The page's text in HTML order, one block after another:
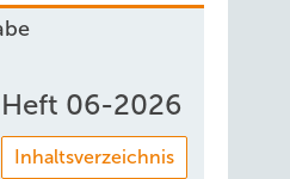
Heft 06-2026
Inhaltsverzeichnis